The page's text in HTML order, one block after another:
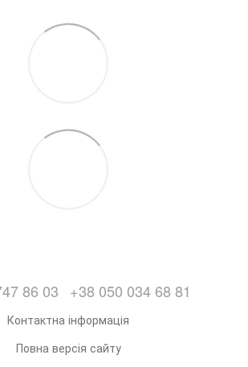
86 03 +38 050 034 68 81
Контактна інформація
Повна версія сайту